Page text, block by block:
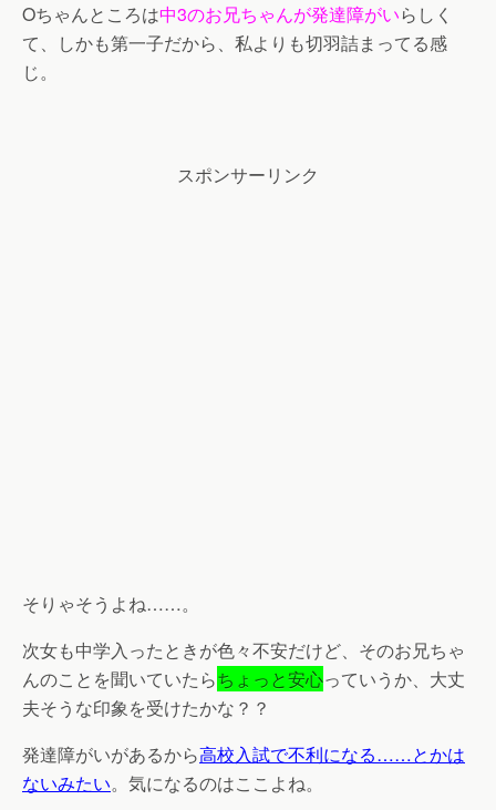
Oちゃんところは中3のお兄ちゃんが発達障がいらしく
て、しかも第一子だから、私よりも切羽詰まってる感
じ。
スポンサーリンク
そりゃそうよね……。
次女も中学入ったときが色々不安だけど、そのお兄ちゃ
んのことを聞いていたらちょっと安心っていうか、大丈
夫そうな印象を受けたかな？？
発達障がいがあるから高校入試で不利になる……とかは
ないみたい。気になるのはここよね。